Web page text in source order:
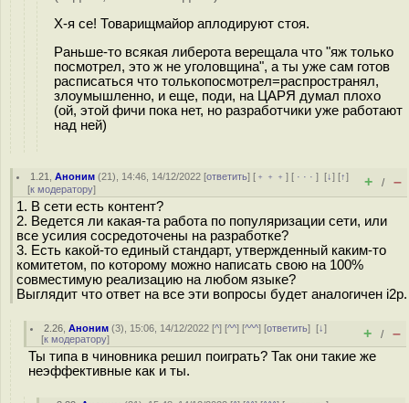
Х-я се! Товарищмайор аплодируют стоя.
Раньше-то всякая либерота верещала что "яж только
посмотрел, это ж не уголовщина", а ты уже сам готов
расписаться что толькопосмотрел=распространял,
злоумышленно, и еще, поди, на ЦАРЯ думал плохо
(ой, этой фичи пока нет, но разработчики уже работают
над ней)
1.21 ,Аноним (21), 14:46, 14/12/2022 [ответить] [ ﹢﹢﹢] [ · · ·][↓] [↑]
[к модератору] + / –
1. В сети есть контент?
2. Ведется ли какая-та работа по популяризации сети, или
все усилия сосредоточены на разработке?
3. Есть какой-то единый стандарт, утвержденный каким-то
комитетом, по которому можно написать свою на 100%
совместимую реализацию на любом языке?
Выглядит что ответ на все эти вопросы будет аналогичен i2p.
2.26 ,Аноним (3), 15:06, 14/12/2022 [^] [^^] [^^^] [ответить][↓]
[к модератору] + / –
Ты типа в чиновника решил поиграть? Так они такие же
неэффективные как и ты.